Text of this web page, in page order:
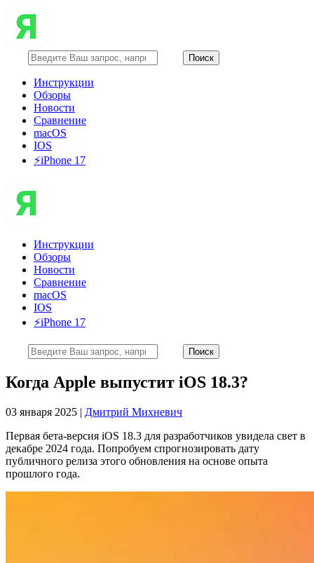
Инструкции
Обзоры
Новости
Сравнение
macOS
IOS
⚡️iPhone 17
Инструкции
Обзоры
Новости
Сравнение
macOS
IOS
⚡️iPhone 17
Когда Apple выпустит iOS 18.3?
03 января 2025 | Дмитрий Михневич
Первая бета-версия iOS 18.3 для разработчиков увидела свет в
декабре 2024 года. Попробуем спрогнозировать дату
публичного релиза этого обновления на основе опыта
прошлого года.